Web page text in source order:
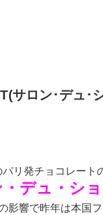
サロン･デュ･
リ発チョコレート
デュ・シ
影響で昨年は本国